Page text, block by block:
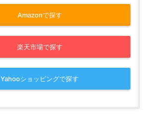
Amazonで探す
楽天市場で探す
Yahooショッピングで探す